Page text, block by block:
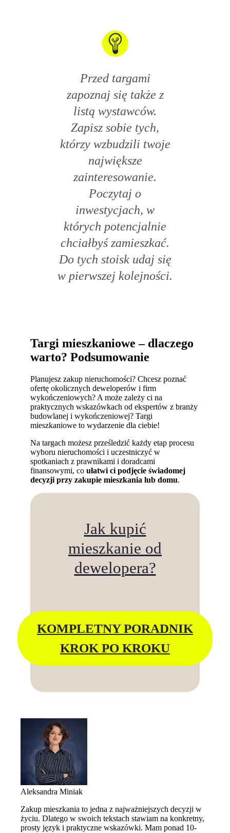
Przed targami
zapoznaj się także z
listą wystawców.
Zapisz sobie tych,
którzy wzbudzili twoje
największe
zainteresowanie.
Poczytaj o
inwestycjach, w
których potencjalnie
chciałbyś zamieszkać.
Do tych stoisk udaj się
w pierwszej kolejności.
Targi mieszkaniowe – dlaczego
warto? Podsumowanie
Planujesz zakup nieruchomości? Chcesz poznać
ofertę okolicznych deweloperów i firm
wykończeniowych? A może zależy ci na
praktycznych wskazówkach od ekspertów z branży
budowlanej i wykończeniowej? Targi
mieszkaniowe to wydarzenie dla ciebie!
Na targach możesz prześledzić każdy etap procesu
wyboru nieruchomości i uczestniczyć w
spotkaniach z prawnikami i doradcami
finansowymi, coułatwi ci podjęcie świadomej
decyzji przy zakupie mieszkania lub domu.
Jak kupić
mieszkanie od
dewelopera?
KOMPLETNY PORADNIK
KROK PO KROKU
Aleksandra Miniak
Zakup mieszkania to jedna z najważniejszych decyzji w
życiu. Dlatego w swoich tekstach stawiam na konkretny,
prosty język i praktyczne wskazówki. Mam ponad 10-